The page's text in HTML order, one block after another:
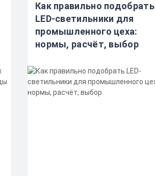
Как правильно подобрать
LED-светильники для
промышленного цеха:
нормы, расчёт, выбор